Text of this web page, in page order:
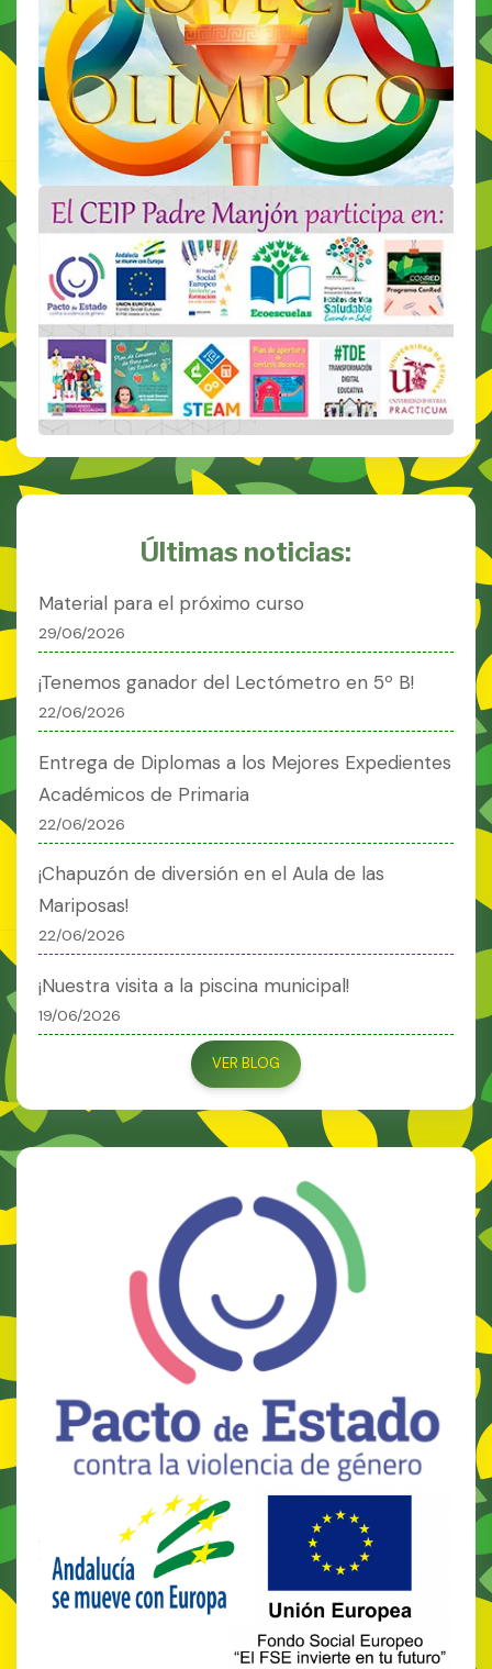
Últimas noticias:
Material para el próximo curso
29/06/2026
¡Tenemos ganador del Lectómetro en 5º B!
22/06/2026
Entrega de Diplomas a los Mejores Expedientes
Académicos de Primaria
22/06/2026
¡Chapuzón de diversión en el Aula de las
Mariposas!
22/06/2026
¡Nuestra visita a la piscina municipal!
19/06/2026
VER BLOG